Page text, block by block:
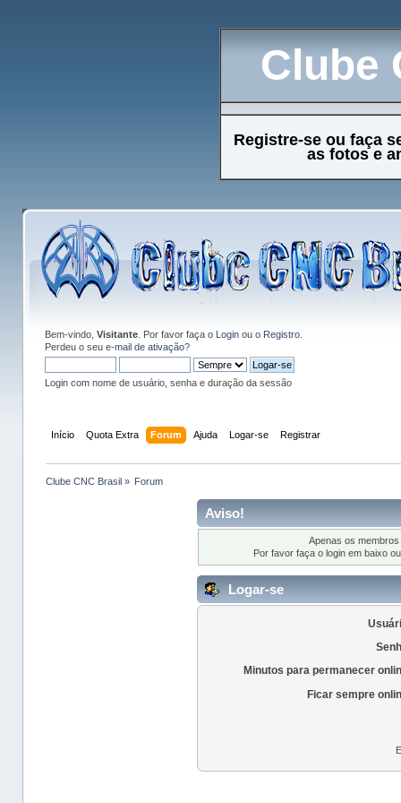
Clube
Registre-se ou faça
as fotos e
Bem-vindo, Visitante. Por favor faça o Loginou o Registro.
Perdeu o seu e-mail de ativação?
Login com nome de usuário, senha e duração da sessão
Início Quota Extra Forum Ajuda Logar-se Registrar
Clube CNC Brasil» Forum
Aviso!
Apenas os
Por favor faça o login em baixo
Logar-se
Minutos para permanecer
Ficar sempre